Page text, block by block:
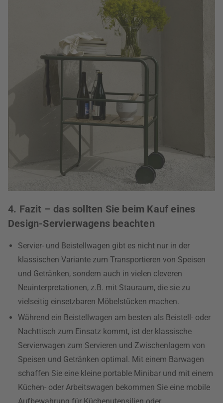
4. Fazit – das sollten Sie beim Kauf eines
Design-Servierwagens beachten
Servier- und Beistellwagen gibt es nicht nur in der
klassischen Variante zum Transportieren von Speisen
und Getränken, sondern auch in vielen cleveren
Neuinterpretationen, z.B. mit Stauraum, die sie zu
vielseitig einsetzbaren Möbelstücken machen.
Während ein Beistellwagen am besten als Beistell- oder
Nachttisch zum Einsatz kommt, ist der klassische
Servierwagen zum Servieren und Zwischenlagern von
Speisen und Getränken optimal. Mit einem Barwagen
schaffen Sie eine kleine portable Minibar und mit einem
Küchen- oder Arbeitswagen bekommen Sie eine mobile